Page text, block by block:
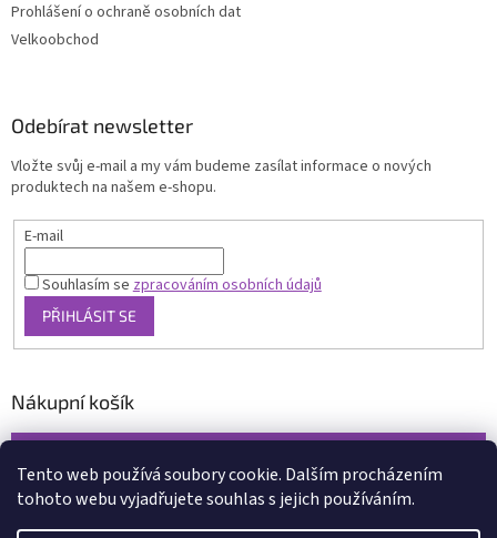
Tento web používá soubory cookie. Dalším procházením
tohoto webu vyjadřujete souhlas s jejich používáním.
Prohlášení o ochraně osobních dat
Velkoobchod
Odebírat newsletter
Vložte svůj e-mail a my vám budeme zasílat informace o nových
produktech na našem e-shopu.
E-mail
Souhlasím sezpracováním osobních údajů
PŘIHLÁSIT SE
Nákupní košík